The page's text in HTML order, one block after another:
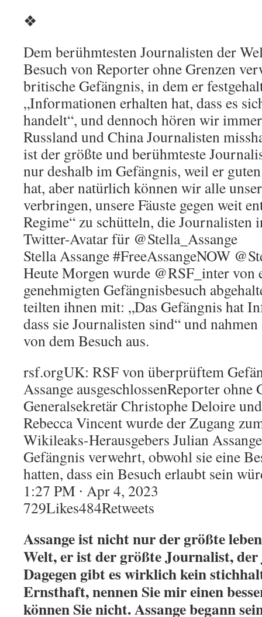
❖
Dem berühmtesten Journalisten der
Besuch von Reporter ohne Grenzen
britische Gefängnis, in dem er
„Informationen erhalten hat, dass es
handelt“, und dennoch hören wir
Russland und China Journalisten
ist der größte und berühmteste
nur deshalb im Gefängnis, weil er
hat, aber natürlich können wir alle
verbringen, unsere Fäuste gegen weit
Regime“ zu schütteln, die Journalisten
Twitter-Avatar für @Stella_Assange
Stella Assange #FreeAssangeNOW
Heute Morgen wurde @RSF_inter von
genehmigten Gefängnisbesuch
teilten ihnen mit: „Das Gefängnis hat
dass sie Journalisten sind“ und
von dem Besuch aus.
rsf.orgUK: RSF von überprüftem
Assange ausgeschlossenReporter ohne
Generalsekretär Christophe Deloire
Rebecca Vincent wurde der Zugang
Wikileaks-Herausgebers Julian
Gefängnis verwehrt, obwohl sie eine
hatten, dass ein Besuch erlaubt sein
1:27 PM ∙ Apr 4, 2023
729Likes484Retweets
Assange ist nicht nur der größte
Welt, er ist der größte Journalist, der
Dagegen gibt es wirklich kein
Ernsthaft, nennen Sie mir einen
können Sie nicht. Assange begann